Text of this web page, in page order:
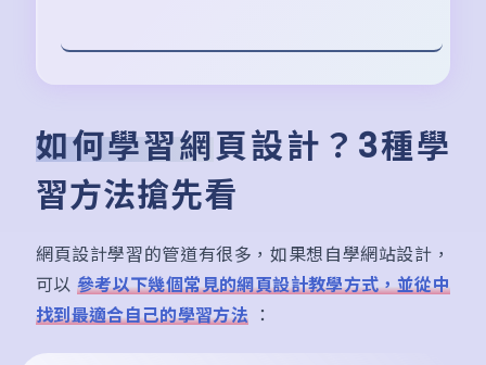
如何學習網頁設計？3種學
習方法搶先看
網頁設計學習的管道有很多，如果想自學網站設計，
可以 參考以下幾個常見的網頁設計教學方式，並從中
找到最適合自己的學習方法 ：